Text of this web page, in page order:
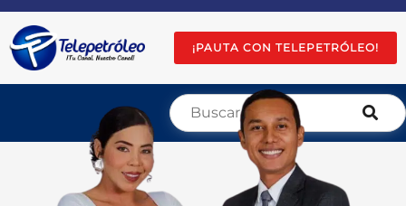
¡PAUTA CON TELEPETRÓLEO!